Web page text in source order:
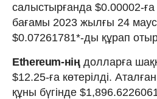
салыстырғанда $0.00002-
бағамы 2023 жылғы 24
$0.07261781*-ды құрап
Ethereum-ніңдолларға
$12.25-ға көтерілді.
құны бүгінде